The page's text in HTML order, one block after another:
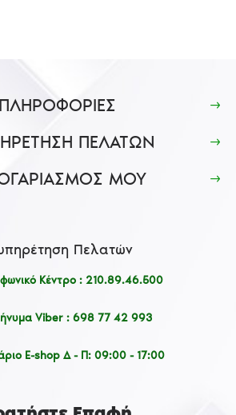
ΠΛΗΡΟΦΟΡΙΕΣ
ΠΕΛΑΤΩΝ
ΜΟΥ
Πελατών
Κέντρο : 210.89.46.500
Viber : 698 77 42 993
E-shop Δ - Π: 09:00 - 17:00